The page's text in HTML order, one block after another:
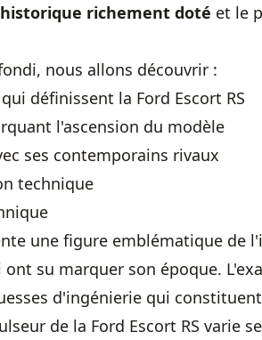
historique richement doté et le
nous allons découvrir :
définissent la Ford Escort RS
l'ascension du modèle
ses contemporains rivaux
technique
une figure emblématique
su marquer son époque.
d'ingénierie qui
de la Ford Escort RS varie